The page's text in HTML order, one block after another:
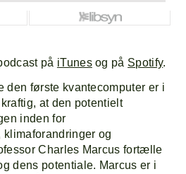
på iTunesog på Spotify.
den første kvantecomputer er i
at den potentielt
inden for
og
Charles Marcus fortælle
dens potentiale. Marcus er i